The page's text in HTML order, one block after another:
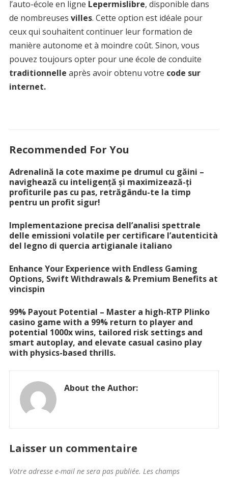
l’auto-école en ligne Lepermislibre, disponible dans
de nombreuses villes. Cette option est idéale pour
ceux qui souhaitent continuer leur formation de
manière autonome et à moindre coût. Sinon, vous
pouvez toujours opter pour une école de conduite
traditionnelle après avoir obtenu votre code sur
internet.
Recommended For You
Adrenalină la cote maxime pe drumul cu găini –
navighează cu inteligență și maximizează-ți
profiturile pas cu pas, retrăgându-te la timp
pentru un profit sigur!
Implementazione precisa dell’analisi spettrale
delle emissioni volatile per certificare l’autenticità
del legno di quercia artigianale italiano
Enhance Your Experience with Endless Gaming
Options, Swift Withdrawals & Premium Benefits at
vincispin
99% Payout Potential – Master a high-RTP Plinko
casino game with a 99% return to player and
potential 1000x wins, tailored risk settings and
smart autoplay, and elevate casual casino play
with physics-based thrills.
About the Author:
Laisser un commentaire
Votre adresse e-mail ne sera pas publiée. Les champs